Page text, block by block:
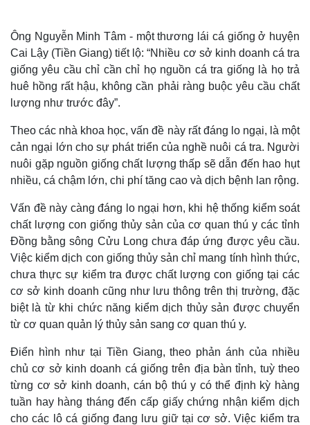
Ông Nguyễn Minh Tâm - một thương lái cá giống ở huyện
Cai Lậy (Tiền Giang) tiết lộ: “Nhiều cơ sở kinh doanh cá tra
giống yêu cầu chỉ cần chỉ họ nguồn cá tra giống là họ trả
huê hồng rất hậu, không cần phải ràng buộc yêu cầu chất
lượng như trước đây”.
Theo các nhà khoa học, vấn đề này rất đáng lo ngại, là một
cản ngại lớn cho sự phát triển của nghề nuôi cá tra. Người
nuôi gặp nguồn giống chất lượng thấp sẽ dẫn đến hao hụt
nhiều, cá chậm lớn, chi phí tăng cao và dịch bệnh lan rộng.
Vấn đề này càng đáng lo ngại hơn, khi hệ thống kiểm soát
chất lượng con giống thủy sản của cơ quan thú y các tỉnh
Đồng bằng sông Cửu Long chưa đáp ứng được yêu cầu.
Việc kiểm dịch con giống thủy sản chỉ mang tính hình thức,
chưa thực sự kiểm tra được chất lượng con giống tại các
cơ sở kinh doanh cũng như lưu thông trên thị trường, đặc
biệt là từ khi chức năng kiểm dịch thủy sản được chuyển
từ cơ quan quản lý thủy sản sang cơ quan thú y.
Điển hình như tại Tiền Giang, theo phản ánh của nhiều
chủ cơ sở kinh doanh cá giống trên địa bàn tỉnh, tuỳ theo
từng cơ sở kinh doanh, cán bộ thú y có thể định kỳ hàng
tuần hay hàng tháng đến cấp giấy chứng nhận kiểm dịch
cho các lô cá giống đang lưu giữ tại cơ sở. Việc kiểm tra